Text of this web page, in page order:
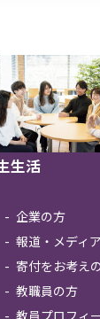
生活
企業の方
報道・メディ
寄付をお考え
教職員の方